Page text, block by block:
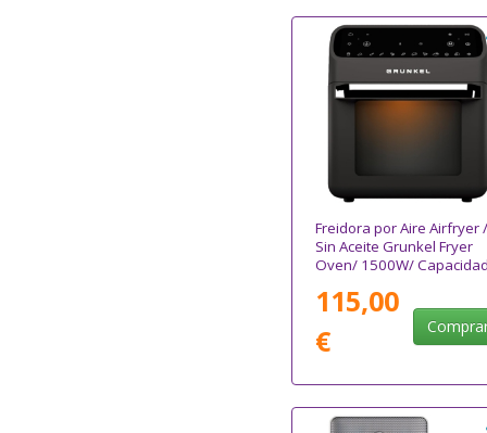
Freidora por Aire Airfryer /
Sin Aceite Grunkel Fryer
Oven/ 1500W/
115,00
€